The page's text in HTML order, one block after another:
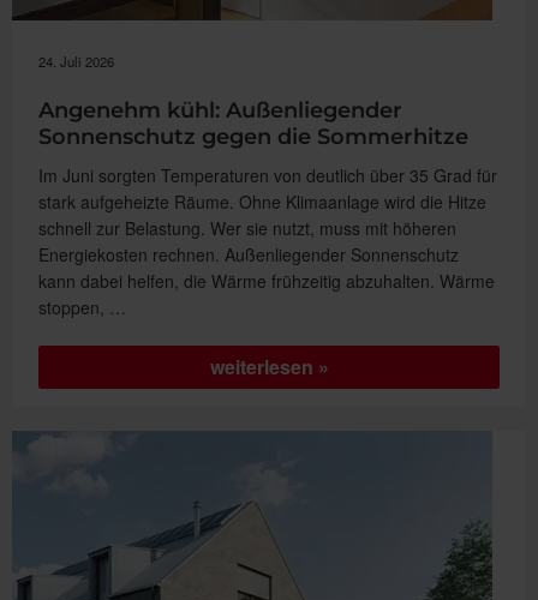
24. Juli 2026
Angenehm kühl: Außenliegender
Sonnenschutz gegen die Sommerhitze
Im Juni sorgten Temperaturen von deutlich über 35 Grad für
stark aufgeheizte Räume. Ohne Klimaanlage wird die Hitze
schnell zur Belastung. Wer sie nutzt, muss mit höheren
Energiekosten rechnen. Außenliegender Sonnenschutz
kann dabei helfen, die Wärme frühzeitig abzuhalten. Wärme
stoppen, …
„Angenehm
kühl:
weiterlesen